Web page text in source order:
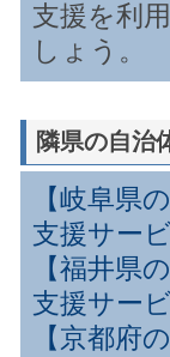
支援を利
しょう。
隣県の自治
【岐阜県
支援サービ
【福井県
支援サービ
【京都府